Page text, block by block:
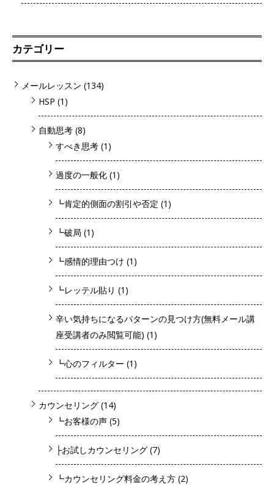
カテゴリー
メールレッスン (134)
HSP (1)
自動思考 (8)
すべき思考 (1)
過度の一般化 (1)
┗肯定的側面の割引や否定 (1)
┗破局 (1)
┗感情的理由つけ (1)
┗レッテル貼り (1)
辛い気持ちになるパターンの見つけ方(無料メール講
座受講者のみ閲覧可能) (1)
┗心のフィルター (1)
カウンセリング (14)
┗お客様の声 (5)
├お試しカウンセリング (7)
┗カウンセリング料金の考え方 (2)